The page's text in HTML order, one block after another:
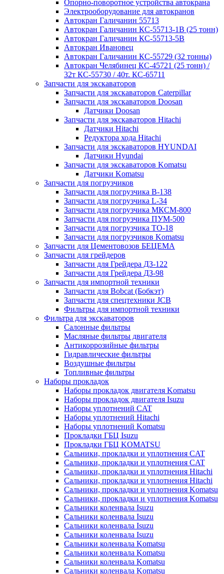
Опорно-поворотное устройства автокрана
Электрооборудование для автокранов
Автокран Галичанин 55713
Автокран Галичанин КС-55713-1В (25 тонн)
Автокран Галичанин КС-55713-5В
Автокран Ивановец
Автокран Галичанин КС-55729 (32 тонны)
Автокран Челябинец КС-45721 (25 тонн) /
32т КС-55730 / 40т. КС-65711
Запчасти для экскаваторов
Запчасти для экскаваторов Caterpillar
Запчасти для экскаваторов Doosan
Датчики Doosan
Запчасти для экскаваторов Hitachi
Датчики Hitachi
Редуктора хода Hitachi
Запчасти для экскаваторов HYUNDAI
Датчики Hyundai
Запчасти для экскаваторов Komatsu
Датчики Komatsu
Запчасти для погрузчиков
Запчасти для погрузчика B-138
Запчасти для погрузчика L-34
Запчасти для погрузчика МКСМ-800
Запчасти для погрузчика ПУМ-500
Запчасти для погрузчика ТО-18
Запчасти для погрузчиков Komatsu
Запчасти для Цементовозов БЕЦЕМА
Запчасти для грейдеров
Запчасти для Грейдера ДЗ-122
Запчасти для Грейдера ДЗ-98
Запчасти для импортной техники
Запчасти для Bobcat (Бобкэт)
Запчасти для спецтехники JCB
Фильтры для импортной техники
Фильтра для экскаваторов
Салонные фильтры
Масляные фильтры двигателя
Антикоррозийные фильтры
Гидравлические фильтры
Воздушные фильтры
Топливные фильтры
Наборы прокладок
Наборы прокладок двигателя Komatsu
Наборы прокладок двигателя Isuzu
Наборы уплотнений CAT
Наборы уплотнений Hitachi
Наборы уплотнений Komatsu
Прокладки ГБЦ Isuzu
Прокладки ГБЦ KOMATSU
Сальники, прокладки и уплотнения CAT
Сальники, прокладки и уплотнения CAT
Сальники, прокладки и уплотнения Hitachi
Сальники, прокладки и уплотнения Hitachi
Сальники, прокладки и уплотнения Komatsu
Сальники, прокладки и уплотнения Komatsu
Сальники коленвала Isuzu
Сальники коленвала Isuzu
Сальники коленвала Isuzu
Сальники коленвала Isuzu
Сальники коленвала Komatsu
Сальники коленвала Komatsu
Сальники коленвала Komatsu
Сальники коленвала Komatsu